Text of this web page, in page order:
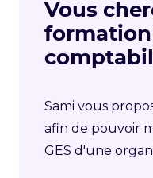
Vous
formation
Sami vous
afin de pouvoir
GES d'une